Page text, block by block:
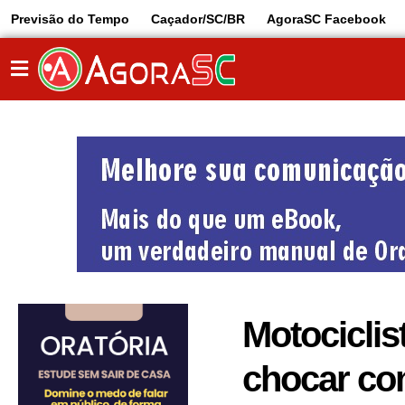
Previsão do Tempo Caçador/SC/BR AgoraSC Facebook
chocar